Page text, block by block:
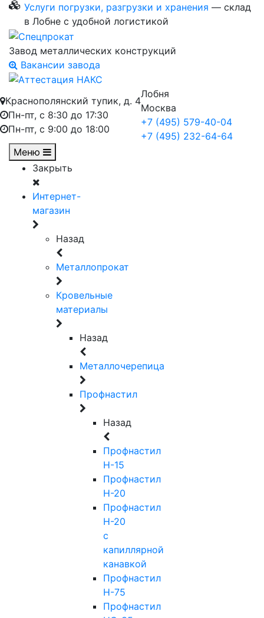
Услуги погрузки, разгрузки и хранения — склад
в Лобне с удобной логистикой
Завод металлических конструкций
Вакансии завода
Краснополянский тупик, д. 4
Пн-пт, с 8:30 до 17:30
Пн-пт, с 9:00 до 18:00
Лобня
Москва
+7 (495) 579-40-04
+7 (495) 232-64-64
Меню
Закрыть
Интернет-
магазин
Назад
Металлопрокат
Кровельные
материалы
Назад
Металлочерепица
Профнастил
Назад
Профнастил
Н-15
Профнастил
Н-20
Профнастил
Н-20
с
капиллярной
канавкой
Профнастил
Н-75
Профнастил